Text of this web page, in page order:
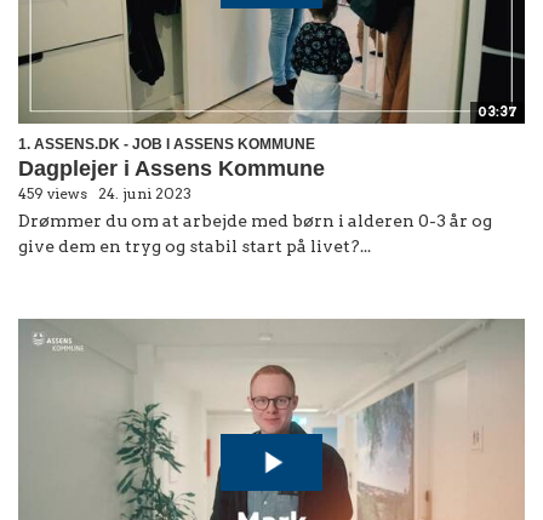
03:37
1. ASSENS.DK - JOB I ASSENS KOMMUNE
Dagplejer i Assens Kommune
459 views 24. juni 2023
Drømmer du om at arbejde med børn i alderen 0-3 år og
give dem en tryg og stabil start på livet?...